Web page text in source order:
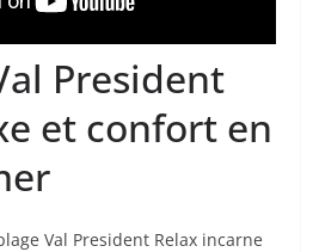
President
et confort en
Val President Relax incarne